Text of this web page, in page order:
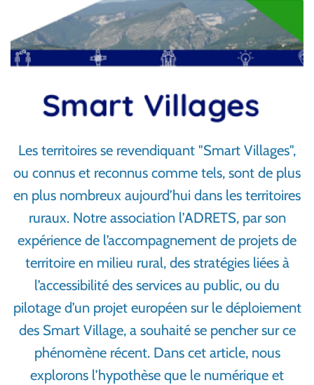
Les territoires se revendiquant "Smart Villages",
ou connus et reconnus comme tels, sont de plus
en plus nombreux aujourd’hui dans les territoires
ruraux. Notre association l’ADRETS, par son
expérience de l’accompagnement de projets de
territoire en milieu rural, des stratégies liées à
l’accessibilité des services au public, ou du
pilotage d’un projet européen sur le déploiement
des Smart Village, a souhaité se pencher sur ce
phénomène récent. Dans cet article, nous
explorons l’hypothèse que​ ​le numérique et